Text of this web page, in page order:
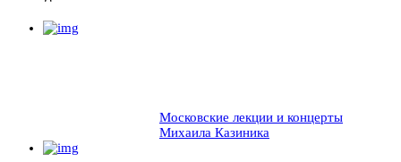
Московские лекции и концерты
Михаила Казиника